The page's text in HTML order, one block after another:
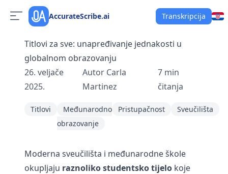
AccurateScribe.ai Transkripcija
Titlovi za sve: unapređivanje jednakosti u
globalnom obrazovanju
26. veljače
2025.
Autor Carla
Martinez
7 min
čitanja
Titlovi
Međunarodno
obrazovanje
Pristupačnost Sveučilišta
Moderna sveučilišta i međunarodne škole
okupljaju raznoliko studentsko tijelo koje